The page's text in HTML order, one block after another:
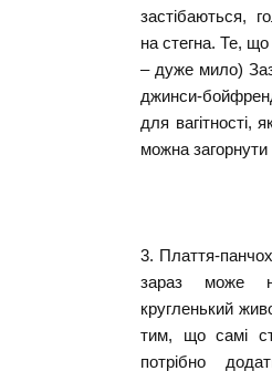
застібаються,
на стегна. Те,
– дуже мило)
джинси-
для вагітності,
можна
3. Плаття-
зараз може
кругленький
тим, що самі
потрібно